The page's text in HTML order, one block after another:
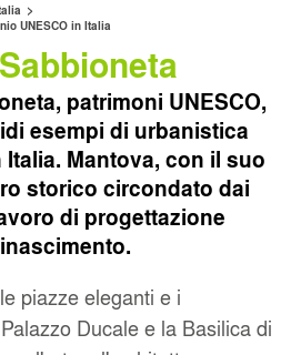
>
UNESCO in Italia
patrimoni UNESCO,
esempi di urbanistica
Mantova, con il suo
storico circondato dai
di progettazione
piazze eleganti e i
Ducale e la Basilica di